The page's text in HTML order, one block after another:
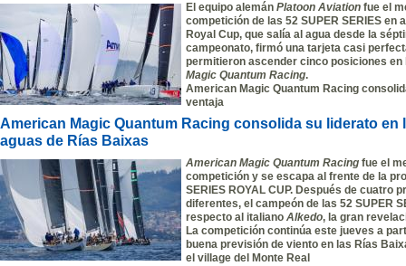
El equipo alemán Platoon Aviation fue el
competición de las 52 SUPER SERIES en
Royal Cup, que salía al agua desde la
campeonato, firmó una tarjeta casi
permitieron ascender cinco posiciones
Magic Quantum Racing.
American Magic Quantum Racing
ventaja
American Magic Quantum Racing consolida su liderato en
aguas de Rías Baixas
American Magic Quantum Racing fue el
competición y se escapa al frente de la
SERIES ROYAL CUP. Después de cuatro
diferentes, el campeón de las 52 SUPER
respecto al italiano Alkedo, la gran
La competición continúa este jueves a
buena previsión de viento en las Rías
el village del Monte Real